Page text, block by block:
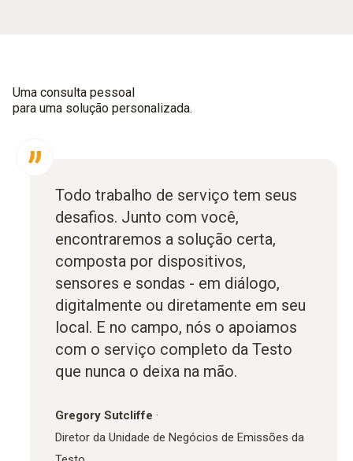
Uma consulta pessoal
para uma solução personalizada.
Todo trabalho de serviço tem seus
desafios. Junto com você,
encontraremos a solução certa,
composta por dispositivos,
sensores e sondas - em diálogo,
digitalmente ou diretamente em seu
local. E no campo, nós o apoiamos
com o serviço completo da Testo
que nunca o deixa na mão.
Gregory Sutcliffe ·
Diretor da Unidade de Negócios de Emissões da